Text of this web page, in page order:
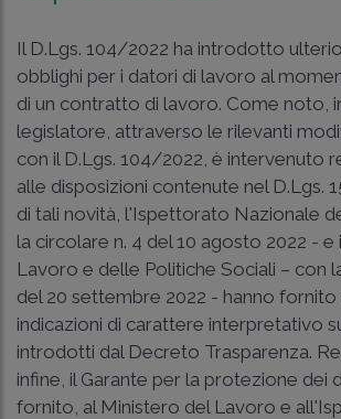
Il D.Lgs. 104/2022 ha introdotto
obblighi per i datori di lavoro al
di un contratto di lavoro. Come noto,
legislatore, attraverso le rilevanti
con il D.Lgs. 104/2022, è intervenuto
alle disposizioni contenute nel D.Lgs.
di tali novità, l'Ispettorato Nazionale
la circolare n. 4 del 10 agosto 2022 - e
Lavoro e delle Politiche Sociali – con
del 20 settembre 2022 - hanno fornito
indicazioni di carattere interpretativo
introdotti dal Decreto Trasparenza.
infine, il Garante per la protezione dei
fornito, al Ministero del Lavoro e